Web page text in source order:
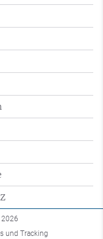
und Tracking